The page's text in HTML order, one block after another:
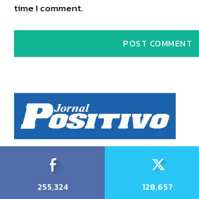
time I comment.
255,324
128,657